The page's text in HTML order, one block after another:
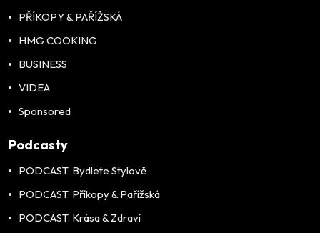
PŘÍKOPY & PAŘÍŽSKÁ
HMG COOKING
BUSINESS
VIDEA
Sponsored
Podcasty
PODCAST: Bydlete Stylově
PODCAST: Příkopy & Pařížská
PODCAST: Krása & Zdraví